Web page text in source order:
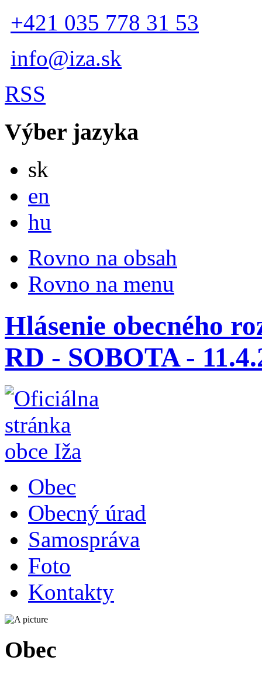
+421 035 778 31 53
info@iza.sk
RSS
Výber jazyka
sk
en
hu
Rovno na obsah
Rovno na menu
Hlásenie obecného
RD - SOBOTA -
Obec
Obecný úrad
Samospráva
Foto
Kontakty
Obec